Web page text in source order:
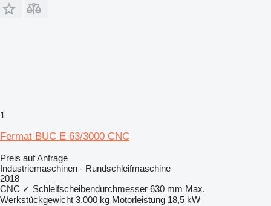
1
Fermat BUC E 63/3000 CNC
Preis auf Anfrage
Industriemaschinen - Rundschleifmaschine
2018
CNC ✓ Schleifscheibendurchmesser 630 mm Max.
Werkstückgewicht 3.000 kg Motorleistung 18,5 kW